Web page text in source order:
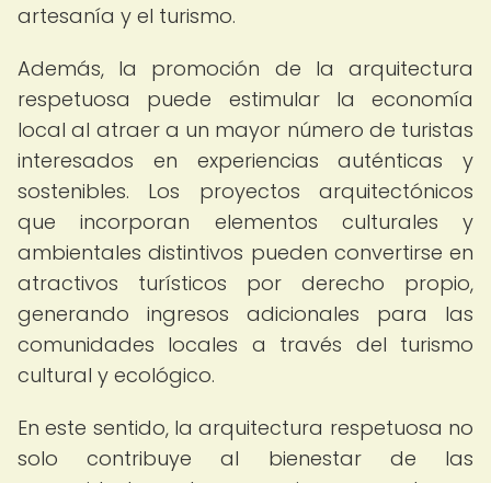
artesanía y el turismo.
Además, la promoción de la arquitectura
respetuosa puede estimular la economía
local al atraer a un mayor número de turistas
interesados en experiencias auténticas y
sostenibles. Los proyectos arquitectónicos
que incorporan elementos culturales y
ambientales distintivos pueden convertirse en
atractivos turísticos por derecho propio,
generando ingresos adicionales para las
comunidades locales a través del turismo
cultural y ecológico.
En este sentido, la arquitectura respetuosa no
solo contribuye al bienestar de las